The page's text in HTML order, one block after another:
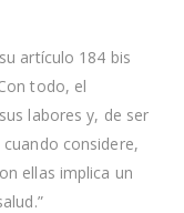
artículo 184 bis
todo, el
labores y, de ser
considere,
ellas implica un